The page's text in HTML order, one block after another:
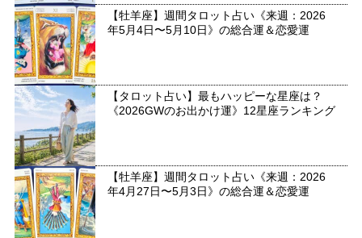
【牡羊座】週間タロット占い《来週：2026
年5月4日〜5月10日》の総合運＆恋愛運
【タロット占い】最もハッピーな星座は？
《2026GWのお出かけ運》12星座ランキング
【牡羊座】週間タロット占い《来週：2026
年4月27日〜5月3日》の総合運＆恋愛運